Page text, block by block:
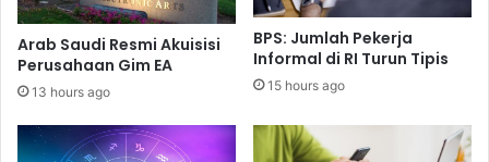
Arab Saudi Resmi Akuisisi
Perusahaan Gim EA
13 hours ago
BPS: Jumlah Pekerja
Informal di RI Turun Tipis
15 hours ago